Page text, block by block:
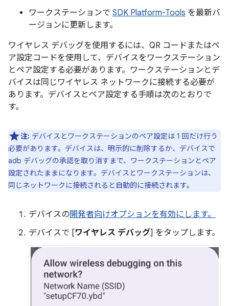
ワークステーションで SDK Platform-Tools を最新バ
ージョンに更新します。
ワイヤレス デバッグを使用するには、QR コードまたはペ
ア設定コードを使用して、デバイスをワークステーション
とペア設定する必要があります。ワークステーションとデ
バイスは同じワイヤレス ネットワークに接続する必要が
あります。デバイスとペア設定する手順は次のとおりで
す。
注: デバイスとワークステーションのペア設定は 1 回だけ行う
必要があります。デバイスは、明示的に削除するか、デバイスで
adb デバッグの承認を取り消すまで、ワークステーションとペア
設定されたままになります。デバイスとワークステーションは、
同じネットワークに接続されると自動的に接続されます。
デバイスの開発者向けオプションを有効にします。
デバイスで [ワイヤレス デバッグ] をタップします。